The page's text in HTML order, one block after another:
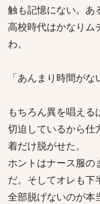
触も記憶にない。あ
高校時代はかなりム
わ。
「あんまり時間がな
もちろん異を唱える
切迫しているから仕
着だけ脱がせた。
ホントはナース服の
だ。そしてオレも下
全部脱げないのが本